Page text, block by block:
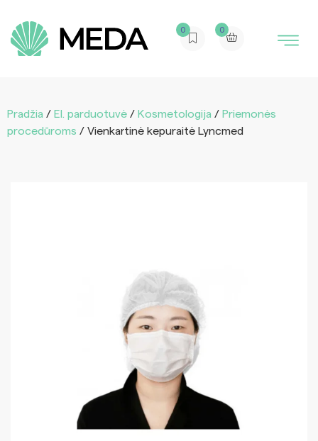
0 0
Pradžia / El. parduotuvė / Kosmetologija / Priemonės
procedūroms / Vienkartinė kepuraitė Lyncmed